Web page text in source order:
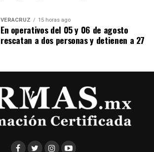
VERACRUZ 15 horas ago
En operativos del 05 y 06 de agosto
rescatan a dos personas y detienen a 27